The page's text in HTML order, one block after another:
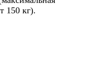
150 кг).